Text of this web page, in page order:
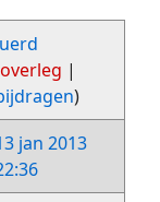
overleg |
)
jan 2013